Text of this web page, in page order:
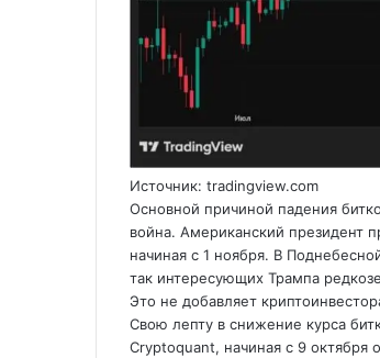
Источник: tradingview.com
Основной причиной падения
война. Американский президент
начиная с 1 ноября. В
так интересующих Трампа
Это не добавляет
Свою лепту в снижение курса
Cryptoquant, начиная с 9 октября